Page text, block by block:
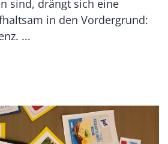
sind, drängt sich eine
in den Vordergrund:
...